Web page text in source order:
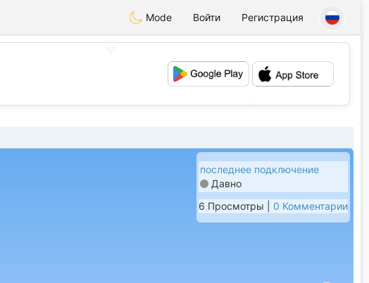
Mode Войти Регистрация
💕
последнее подключение
Давно
6 Просмотры | 0 Комментарии